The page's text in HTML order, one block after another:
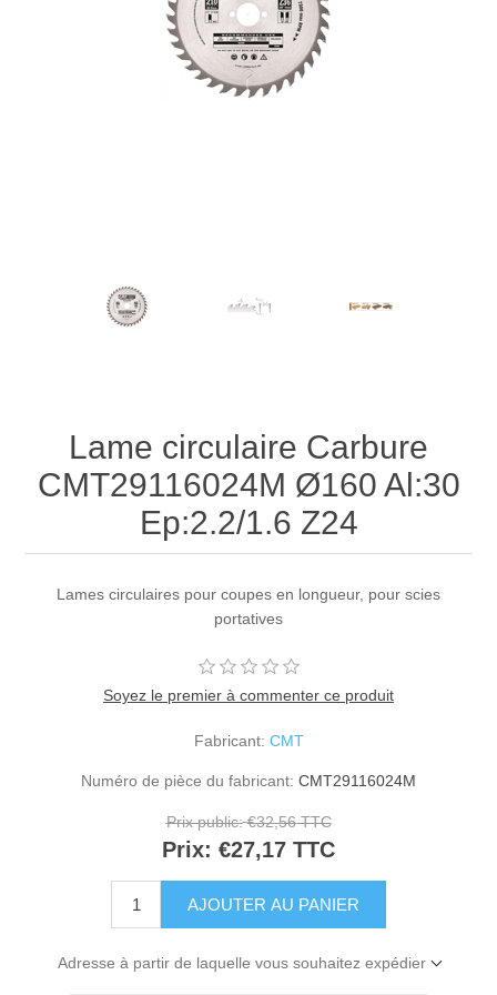
Lame circulaire Carbure
CMT29116024M Ø160 Al:30
Ep:2.2/1.6 Z24
Lames circulaires pour coupes en longueur, pour scies
portatives
Soyez le premier à commenter ce produit
Fabricant: CMT
Numéro de pièce du fabricant: CMT29116024M
Prix public: €32,56 TTC
Prix: €27,17 TTC
Adresse à partir de laquelle vous souhaitez expédier